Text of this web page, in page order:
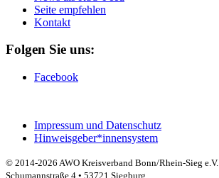
Seite empfehlen
Kontakt
Folgen Sie uns:
Facebook
Impressum und Datenschutz
Hinweisgeber*innensystem
© 2014-2026 AWO Kreisverband Bonn/Rhein-Sieg e.V.
Schumannstraße 4 • 53721 Siegburg